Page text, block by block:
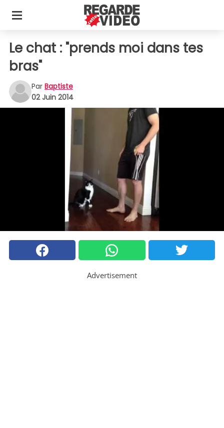
Le chat : "prends moi dans tes
bras"
Par Baptiste
02 Juin 2014
Advertisement